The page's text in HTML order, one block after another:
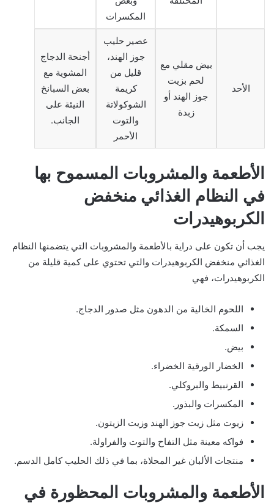
المكسرات
الأحد
بيض مقلي مع
لحم بزيت
جوز الهند أو
زبدة
عصير حليب
جوز الهند،
قليل من
كريمة
الشوكولاتة
والتوت
الأحمر
أجنحة الدجاج
المشوية مع
بعض السبانخ
النيئة على
الجانب.
الأطعمة والمشروبات المسموح بها
في النظام الغذائي منخفض
الكربوهيدرات
يجب أن تكون على دراية بالأطعمة والمشروبات التي يتضمنها النظام
الغذائي منخفض الكربوهيدرات والتي تحتوي على كمية قليلة من
الكربوهيدرات، فهي
اللحوم الخالية من الدهون مثل صدور الدجاج.
السمكة.
بيض.
الخضار الورقية الخضراء.
القرنبيط والبروكلي.
المكسرات والبذور.
زيوت مثل زيت جوز الهند وزيت الزيتون.
فواكه معينة مثل التفاح والتوت والفراولة.
منتجات الألبان غير المحلاة، بما في ذلك الحليب كامل الدسم.
الأطعمة والمشروبات المحظورة في